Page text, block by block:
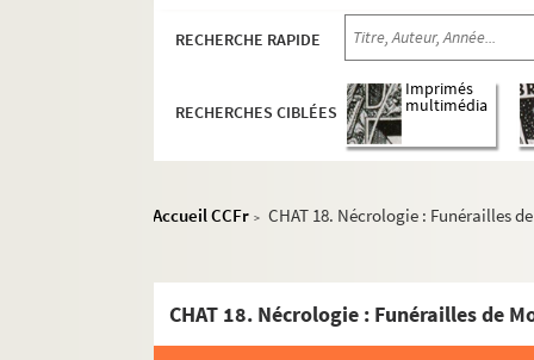
RECHERCHE RAPIDE
RECHERCHES CIBLÉES
Imprimés
multimédia
Accueil CCFr > CHAT 18. Nécrologie : Funérailles
CHAT 18. Nécrologie : Funérailles de